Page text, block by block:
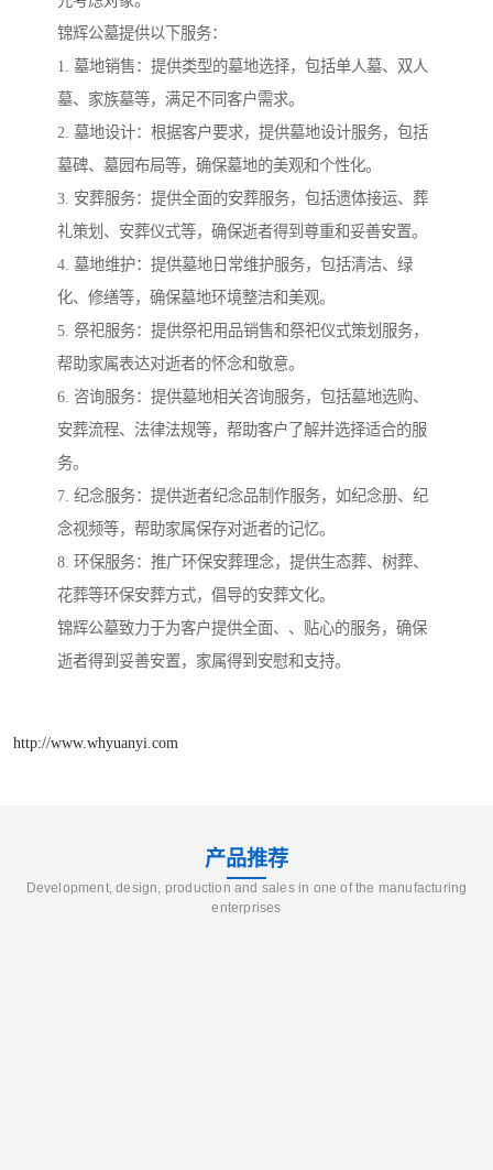
锦辉公墓提供以下服务：
1. 墓地销售：提供类型的墓地选择，包括单人墓、双人
墓、家族墓等，满足不同客户需求。
2. 墓地设计：根据客户要求，提供墓地设计服务，包括
墓碑、墓园布局等，确保墓地的美观和个性化。
3. 安葬服务：提供全面的安葬服务，包括遗体接运、葬
礼策划、安葬仪式等，确保逝者得到尊重和妥善安置。
4. 墓地维护：提供墓地日常维护服务，包括清洁、绿
化、修缮等，确保墓地环境整洁和美观。
5. 祭祀服务：提供祭祀用品销售和祭祀仪式策划服务，
帮助家属表达对逝者的怀念和敬意。
6. 咨询服务：提供墓地相关咨询服务，包括墓地选购、
安葬流程、法律法规等，帮助客户了解并选择适合的服
务。
7. 纪念服务：提供逝者纪念品制作服务，如纪念册、纪
念视频等，帮助家属保存对逝者的记忆。
8. 环保服务：推广环保安葬理念，提供生态葬、树葬、
花葬等环保安葬方式，倡导的安葬文化。
锦辉公墓致力于为客户提供全面、、贴心的服务，确保
逝者得到妥善安置，家属得到安慰和支持。
http://www.whyuanyi.com
产品推荐
Development, design, production and sales in one of the manufacturing
enterprises